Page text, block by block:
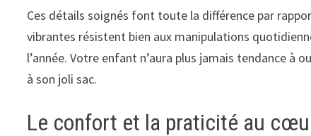
Ces détails soignés font toute la différence par
vibrantes résistent bien aux manipulations
l’année. Votre enfant n’aura plus jamais tendance à
à son joli sac.
Le confort et la praticité au